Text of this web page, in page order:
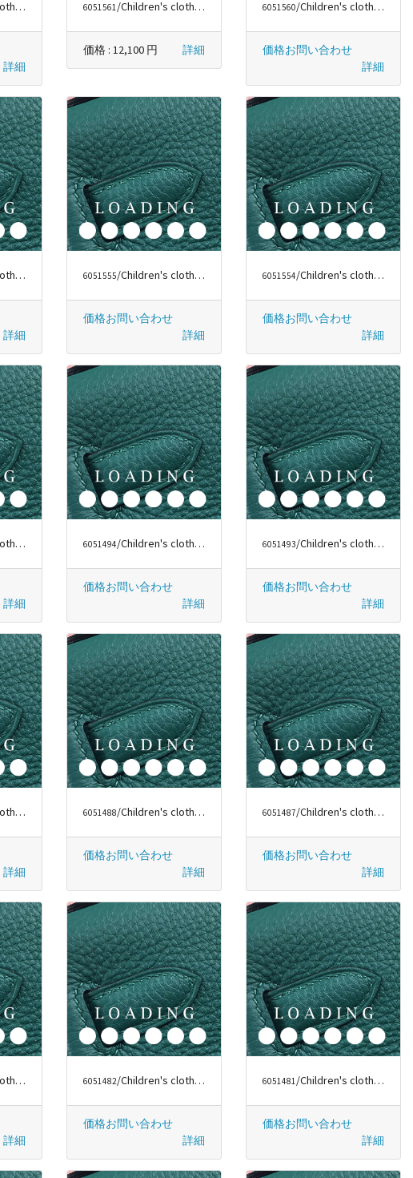
詳細
6051561/Children's clothes から バーバリー/BURBERRY
価格 : 12,100 円 詳細
6051560/Children's clothes から バーバリー/BURBERRY
価格お問い合わせ
詳細
詳細
6051555/Children's clothes から バーバリー/BURBERRY
価格お問い合わせ
詳細
6051554/Children's clothes から バーバリー/BURBERRY
価格お問い合わせ
詳細
FENDI
詳細
6051494/Children's clothes から フェンディ/FENDI
価格お問い合わせ
詳細
6051493/Children's clothes から ジバンシー/GIVENCHY
価格お問い合わせ
詳細
詳細
6051488/Children's clothes から FASHION
価格お問い合わせ
詳細
6051487/Children's clothes から ファッションラグジュアリー
価格お問い合わせ
詳細
HEARTS
詳細
6051482/Children's clothes から シャネル/CHANEL
価格お問い合わせ
詳細
6051481/Children's clothes から グッチ/GUCCI
価格お問い合わせ
詳細